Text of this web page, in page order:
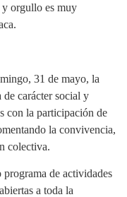
y orgullo es muy
31 de mayo, la
de carácter social y
con la participación de
la convivencia,
colectiva.
de actividades
a toda la